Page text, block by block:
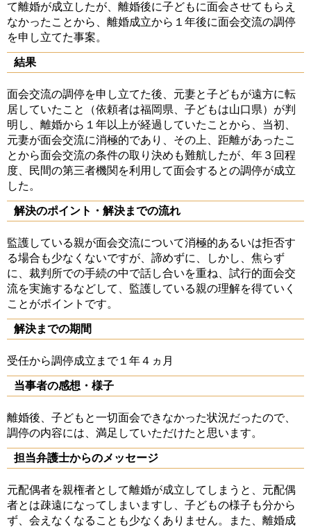
て離婚が成立したが、離婚後に子どもに面会させてもらえ
なかったことから、離婚成立から１年後に面会交流の調停
を申し立てた事案。
結果
面会交流の調停を申し立てた後、元妻と子どもが遠方に転
居していたこと（依頼者は福岡県、子どもは山口県）が判
明し、離婚から１年以上が経過していたことから、当初、
元妻が面会交流に消極的であり、その上、距離があったこ
とから面会交流の条件の取り決めも難航したが、年３回程
度、民間の第三者機関を利用して面会するとの調停が成立
した。
解決のポイント・解決までの流れ
監護している親が面会交流について消極的あるいは拒否す
る場合も少なくないですが、諦めずに、しかし、焦らず
に、裁判所での手続の中で話し合いを重ね、試行的面会交
流を実施するなどして、監護している親の理解を得ていく
ことがポイントです。
解決までの期間
受任から調停成立まで１年４ヵ月
当事者の感想・様子
離婚後、子どもと一切面会できなかった状況だったので、
調停の内容には、満足していただけたと思います。
担当弁護士からのメッセージ
元配偶者を親権者として離婚が成立してしまうと、元配偶
者とは疎遠になってしまいますし、子どもの様子も分から
ず、会えなくなることも少なくありません。また、離婚成